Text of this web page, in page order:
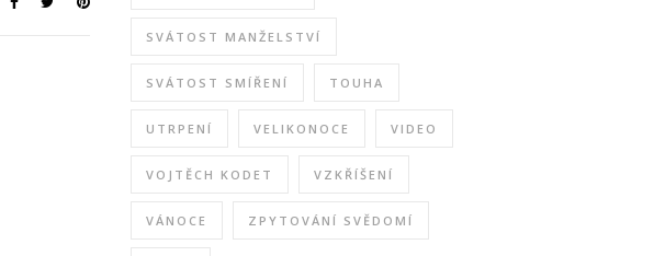
SVÁTOST MANŽELSTVÍ
SVÁTOST SMÍŘENÍ TOUHA
UTRPENÍ VELIKONOCE VIDEO
VOJTĚCH KODET VZKŘÍŠENÍ
VÁNOCE ZPYTOVÁNÍ SVĚDOMÍ